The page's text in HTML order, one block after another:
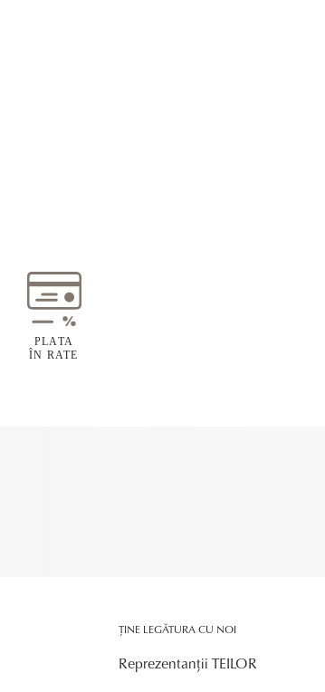
PLATA
ÎN RATE
ȚINE LEGĂTURA CU NOI
Reprezentanții TEILOR